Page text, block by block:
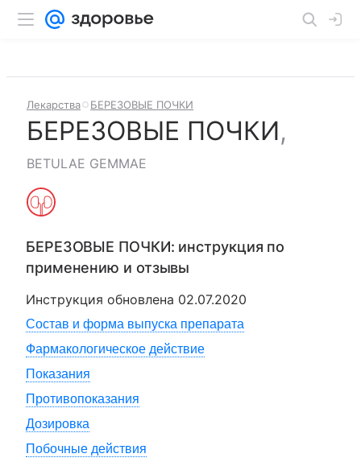
Лекарства БЕРЕЗОВЫЕ ПОЧКИ
БЕРЕЗОВЫЕ ПОЧКИ,
BETULAE GEMMAE
БЕРЕЗОВЫЕ ПОЧКИ: инструкция по
применению и отзывы
Инструкция обновлена 02.07.2020
Состав и форма выпуска препарата
Фармакологическое действие
Показания
Противопоказания
Дозировка
Побочные действия